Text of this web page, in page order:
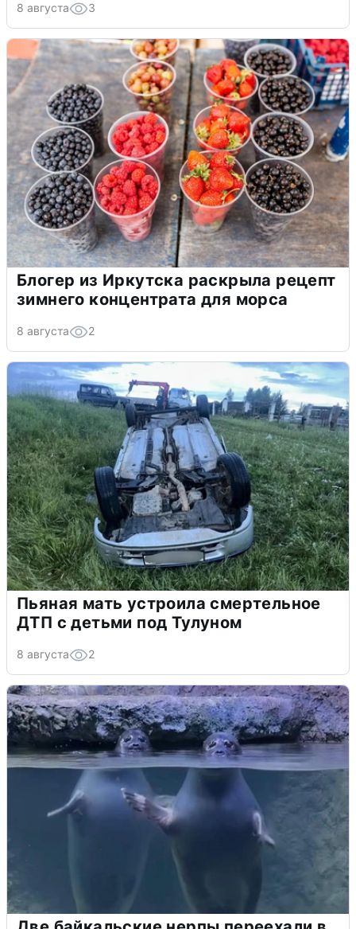
8 августа 3
Блогер из Иркутска раскрыла рецепт
зимнего концентрата для морса
8 августа 2
Пьяная мать устроила смертельное
ДТП с детьми под Тулуном
8 августа 2